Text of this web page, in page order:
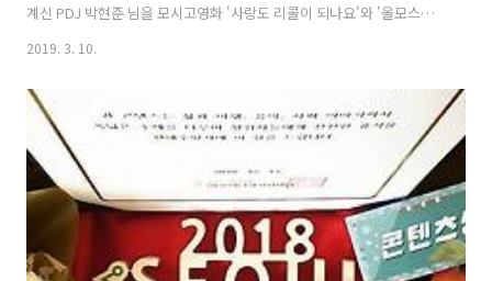
계신 PDJ 박현준 님을 모시고영화 '사랑도 리콜이 되나요'와 '올모스트
댓글과 좋아요는 커다란 힘이 됩니다 :) [팟티]1부
https://www.podty.me/episode/142299452부
https://www.podty.me/episode/14229946 [팟빵]1부
http://www.podbbang.com/ch/7604?e=22808708 2부
http://www.podbbang.com/ch/7604?e=22808709
2019. 3. 10.